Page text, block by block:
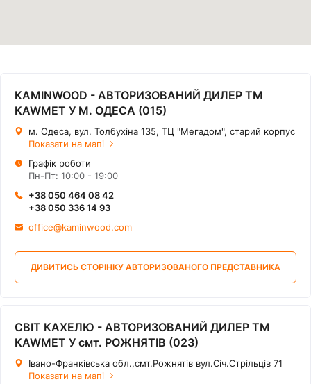
KAMINWOOD - АВТОРИЗОВАНИЙ ДИЛЕР ТМ
KAWMET У М. ОДЕСА (015)
м. Одеса, вул. Толбухіна 135, ТЦ "Мегадом", старий корпус
Показати на мапі
Графік роботи
Пн-Пт: 10:00 - 19:00
+38 050 464 08 42
+38 050 336 14 93
office@kaminwood.com
ДИВИТИСЬ СТОРІНКУ АВТОРИЗОВАНОГО ПРЕДСТАВНИКА
СВІТ КАХЕЛЮ - АВТОРИЗОВАНИЙ ДИЛЕР ТМ
KAWMET У смт. РОЖНЯТІВ (023)
Івано-Франківська обл.,смт.Рожнятів вул.Січ.Стрільців 71
Показати на мапі